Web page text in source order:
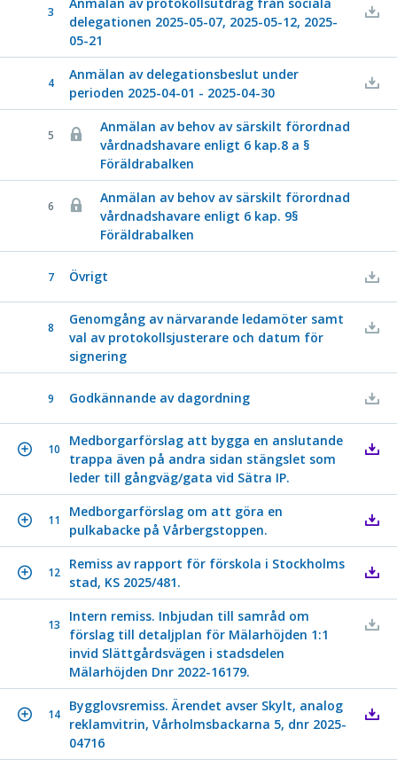
3
delegationen 2025-05-07, 2025-05-12, 2025-
05-21
4
Anmälan av delegationsbeslut under
perioden 2025-04-01 - 2025-04-30
5
Anmälan av behov av särskilt förordnad
vårdnadshavare enligt 6 kap.8 a §
Föräldrabalken
6
Anmälan av behov av särskilt förordnad
vårdnadshavare enligt 6 kap. 9§
Föräldrabalken
7 Övrigt
8
Genomgång av närvarande ledamöter samt
val av protokollsjusterare och datum för
signering
9 Godkännande av dagordning
10
Medborgarförslag att bygga en anslutande
trappa även på andra sidan stängslet som
leder till gångväg/gata vid Sätra IP.
11
Medborgarförslag om att göra en
pulkabacke på Vårbergstoppen.
12
Remiss av rapport för förskola i Stockholms
stad, KS 2025/481.
13
Intern remiss. Inbjudan till samråd om
förslag till detaljplan för Mälarhöjden 1:1
invid Slättgårdsvägen i stadsdelen
Mälarhöjden Dnr 2022-16179.
14
Bygglovsremiss. Ärendet avser Skylt, analog
reklamvitrin, Vårholmsbackarna 5, dnr 2025-
04716